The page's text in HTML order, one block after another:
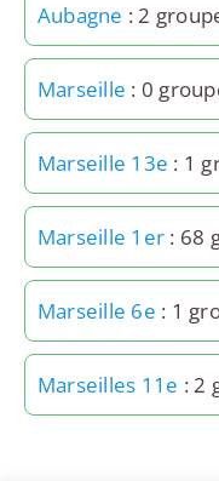
Aubagne : 2
Marseille : 0
Marseille 13e : 1
Marseille 1er : 68
Marseille 6e : 1
Marseilles 11e : 2